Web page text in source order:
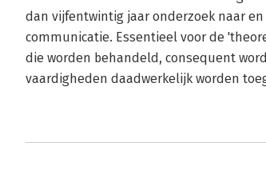
dan vijfentwintig jaar onderzoek naar
communicatie. Essentieel voor de
die worden behandeld, consequent
vaardigheden daadwerkelijk worden